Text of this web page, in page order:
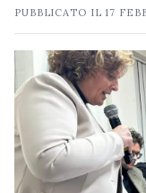
PUBBLICATO IL17